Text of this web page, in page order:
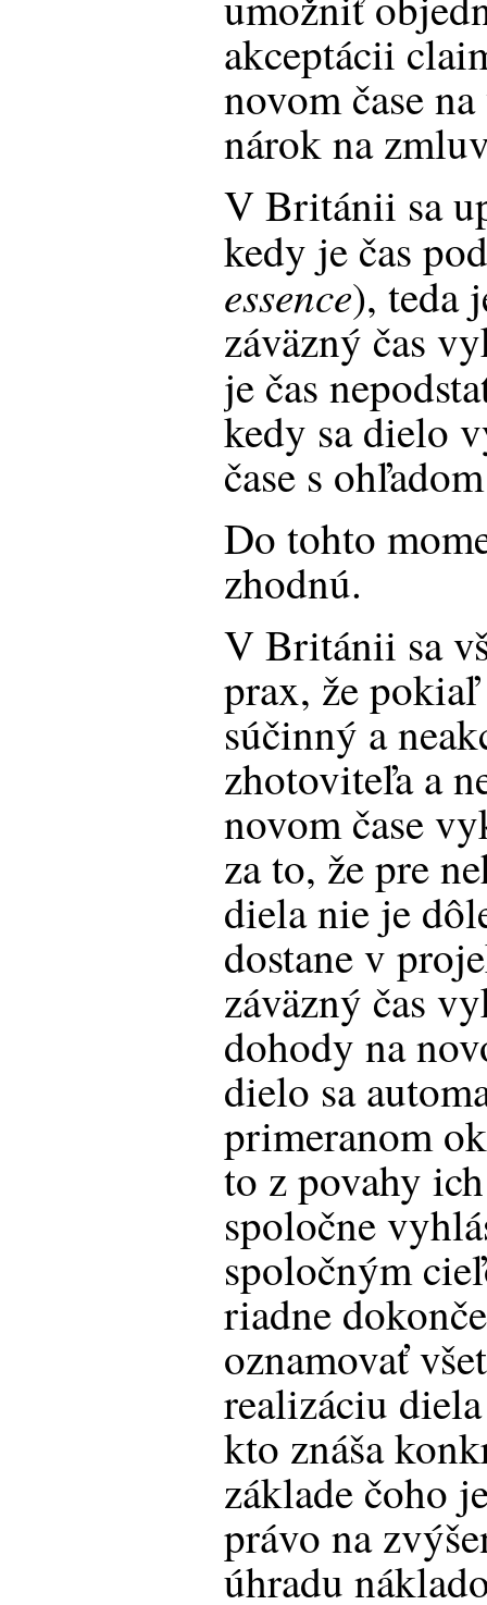
akceptácii
novom čase
nárok na
V Británii sa
kedy je čas
essence), teda
záväzný čas
je čas
kedy sa dielo
čase s
Do tohto
zhodnú.
V Británii sa
prax, že
súčinný a
zhotoviteľa a
novom čase
za to, že pre
diela nie je
dostane v
záväzný čas
dohody na
dielo sa
primeranom
to z povahy
spoločne
spoločným
riadne
oznamovať
realizáciu
kto znáša
základe čoho
právo na
úhradu